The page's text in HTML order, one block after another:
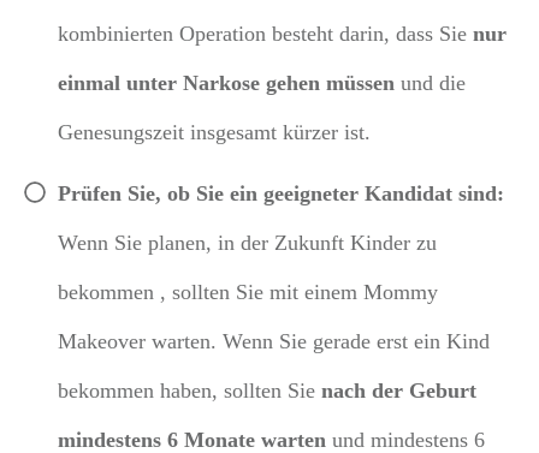
kombinierten Operation besteht darin, dass Sie nur
einmal unter Narkose gehen müssen und die
Genesungszeit insgesamt kürzer ist.
Prüfen Sie, ob Sie ein geeigneter Kandidat sind:
Wenn Sie planen, in der Zukunft Kinder zu
bekommen , sollten Sie mit einem Mommy
Makeover warten. Wenn Sie gerade erst ein Kind
bekommen haben, sollten Sie nach der Geburt
mindestens 6 Monate warten und mindestens 6